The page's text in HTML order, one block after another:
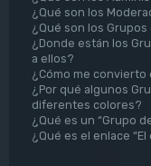
¿Qué son los
¿Qué son los
¿Donde están los
a ellos?
¿Cómo me convierto
¿Por qué algunos
diferentes colores?
¿Qué es un “Grupo
¿Qué es el enlace “El